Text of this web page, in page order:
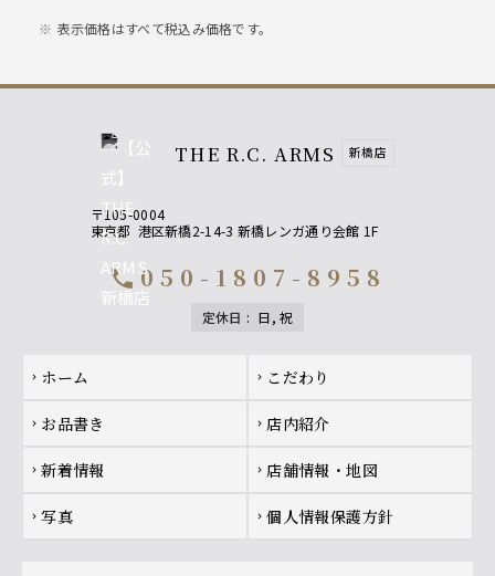
表示価格はすべて税込み価格です。
THE R.C. ARMS 新橋店
〒105-0004
東京都 港区新橋2-14-3 新橋レンガ通り会館 1F
call 050-1807-8958
定休日 : 日, 祝
Footer navigation
chevron_right ホーム chevron_right こだわり
chevron_right お品書き chevron_right 店内紹介
chevron_right 新着情報 chevron_right 店舗情報・地図
chevron_right 写真 chevron_right 個人情報保護方針